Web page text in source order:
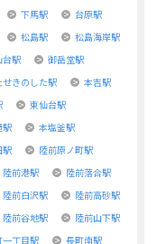
下馬駅
台原駅
松島駅
松島海岸駅
台駅
御岳堂駅
せきのした駅
本吉駅
東仙台駅
駅
本塩釜駅
駅
陸前原ノ町駅
陸前港駅
陸前落合駅
陸前白沢駅
陸前高砂駅
陸前谷地駅
陸前山下駅
一丁目駅 長町南駅